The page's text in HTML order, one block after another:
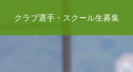
クラブ選手・スクール生募集